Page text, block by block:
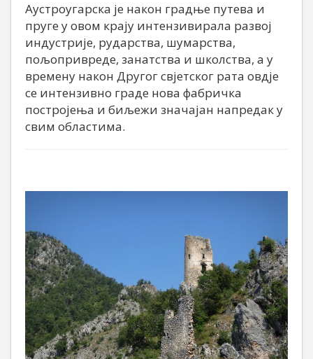
Аустроугарска је након градње путева и
пруге у овом крају интензивирала развој
индустрије, рударства, шумарства,
пољопривреде, занатства и школства, а у
времену након Другог свјетског рата овдје
се интензивно граде нова фабричка
постројења и биљежи значајан напредак у
свим областима.